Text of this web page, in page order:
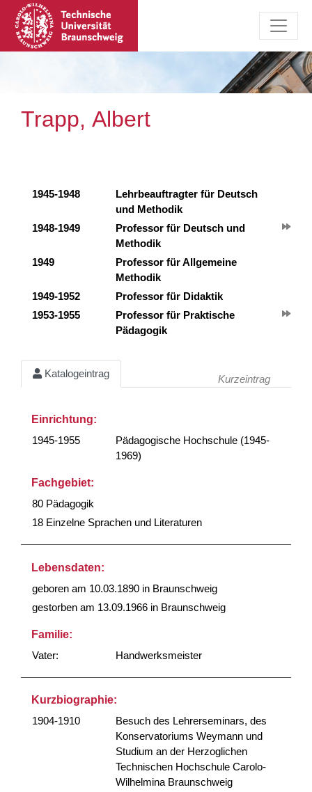
Trapp, Albert
1945-1948
Lehrbeauftragter für Deutsch
und Methodik
1948-1949
Professor für Deutsch und
Methodik
1949
Professor für Allgemeine
Methodik
1949-1952
Professor für Didaktik
1953-1955
Professor für Praktische
Pädagogik
Katalogeintrag Kurzeintrag
Einrichtung:
1945-1955
Pädagogische Hochschule (1945-
1969)
Fachgebiet:
80 Pädagogik
18 Einzelne Sprachen und Literaturen
Lebensdaten:
geboren am 10.03.1890 in Braunschweig
gestorben am 13.09.1966 in Braunschweig
Familie:
Vater:
Handwerksmeister
Kurzbiographie:
1904-1910
Besuch des Lehrerseminars, des
Konservatoriums Weymann und
Studium an der Herzoglichen
Technischen Hochschule Carolo-
Wilhelmina Braunschweig